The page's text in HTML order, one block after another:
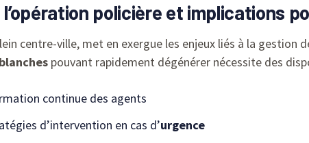
policière et implications
centre-ville, met en exergue les enjeux liés à la
pouvant rapidement dégénérer nécessite des
continue des agents
d’intervention en cas d’urgence